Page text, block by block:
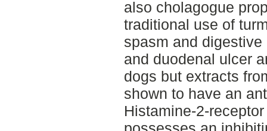
also cholagogue
traditional use of
spasm and
and duodenal ulcer
dogs but extracts
shown to have an
Histamine-2-